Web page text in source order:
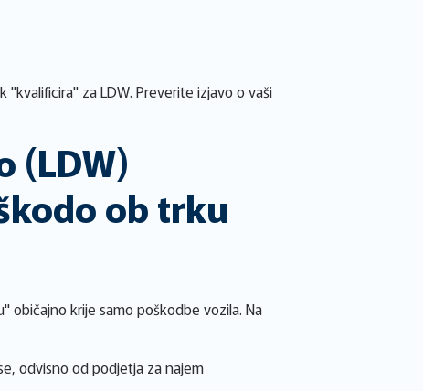
za LDW. Preverite izjavo o vaši
(LDW)
ob trku
običajno krije samo poškodbe vozila. Na
odvisno od podjetja za najem